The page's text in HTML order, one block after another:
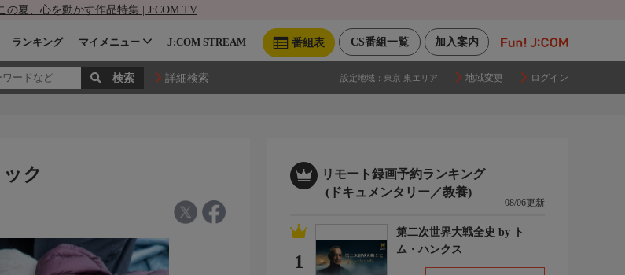
の夏、心を動かす作品特集 | J:COM TV
加入案内
CS番組一覧
番組表
ランキング マイメニュー J:COM STREAM
詳細検索 設定地域： 東京 東エリア 地域変更 ログイン
ク
リモート録画予約ランキング
(ドキュメンタリー／教養)
08/06更新
1
第二次世界大戦全史 by ト
ム・ハンクス